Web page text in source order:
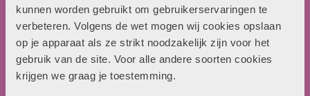
kunnen worden gebruikt om gebruikerservaringen te
verbeteren. Volgens de wet mogen wij cookies opslaan
op je apparaat als ze strikt noodzakelijk zijn voor het
gebruik van de site. Voor alle andere soorten cookies
krijgen we graag je toestemming.
Uitgeverij Zwijsen
T.a.v. redactie HJK
Locomotiefboulevard 101
5041 SE Tilburg